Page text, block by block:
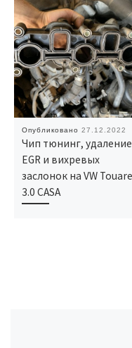
Опубликовано27.12.2022
Чип тюнинг, удаление
EGR и вихревых
заслонок на VW
3.0 CASA